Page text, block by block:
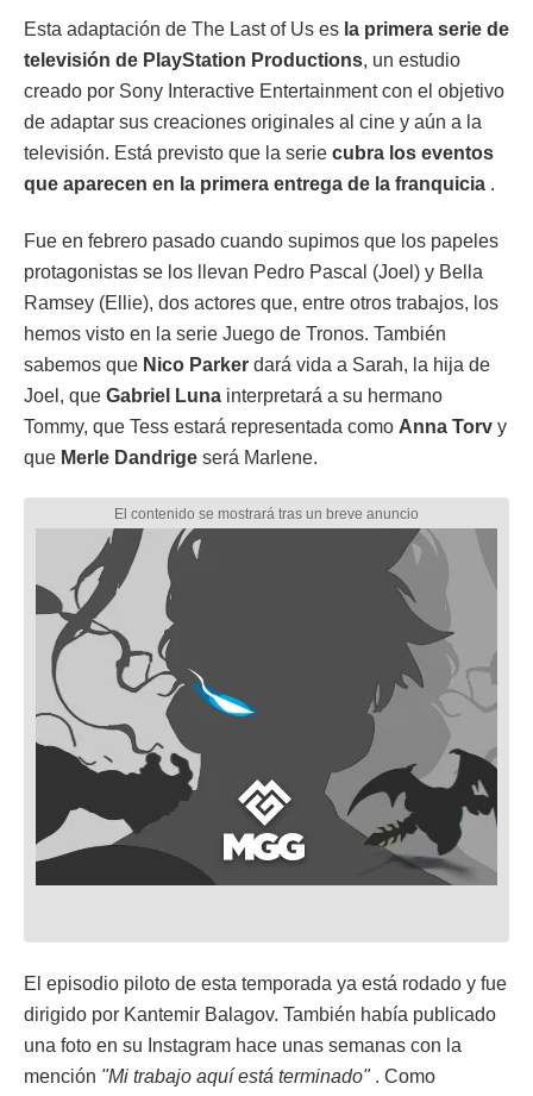
Esta adaptación de The Last of Us es la primera serie de
televisión de PlayStation Productions, un estudio
creado por Sony Interactive Entertainment con el objetivo
de adaptar sus creaciones originales al cine y aún a la
televisión. Está previsto que la serie cubra los eventos
que aparecen en la primera entrega de la franquicia .
Fue en febrero pasado cuando supimos que los papeles
protagonistas se los llevan Pedro Pascal (Joel) y Bella
Ramsey (Ellie), dos actores que, entre otros trabajos, los
hemos visto en la serie Juego de Tronos. También
sabemos que Nico Parker dará vida a Sarah, la hija de
Joel, que Gabriel Luna interpretará a su hermano
Tommy, que Tess estará representada como Anna Torv y
que Merle Dandrige será Marlene.
El episodio piloto de esta temporada ya está rodado y fue
dirigido por Kantemir Balagov. También había publicado
una foto en su Instagram hace unas semanas con la
mención "Mi trabajo aquí está terminado". Como